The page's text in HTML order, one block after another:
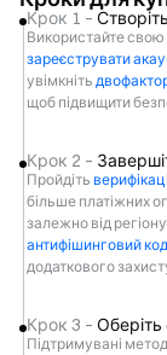
Крок 1 –
Використайте
зареєструвати
увімкніть
щоб підвищити
Крок 2 –
Пройдіть
більше платіжних
залежно від
антифішинговий код
додаткового
Крок 3 – Оберіть
Підтримувані